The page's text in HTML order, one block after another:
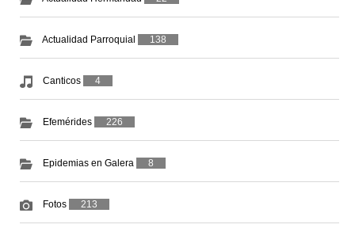
Actualidad Parroquial 138
Canticos 4
Efemérides 226
Epidemias en Galera 8
Fotos 213